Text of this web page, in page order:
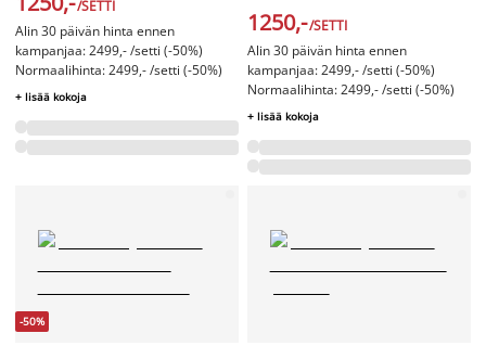
/SETTI
Alin 30 päivän hinta ennen
kampanjaa: 2499,- /setti (-50%)
Normaalihinta: 2499,- /setti (-50%)
+ lisää kokoja
1250,-/SETTI
Alin 30 päivän hinta ennen
kampanjaa: 2499,- /setti (-50%)
Normaalihinta: 2499,- /setti (-50%)
+ lisää kokoja
-50%